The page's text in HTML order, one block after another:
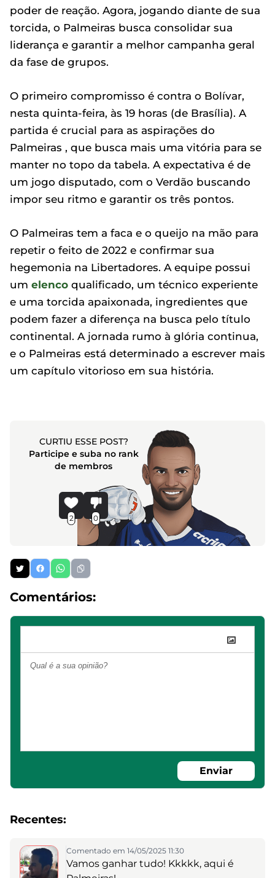
poder de reação. Agora, jogando diante de sua
torcida, o Palmeiras busca consolidar sua
liderança e garantir a melhor campanha geral
da fase de grupos.
O primeiro compromisso é contra o Bolívar,
nesta quinta-feira, às 19 horas (de Brasília). A
partida é crucial para as aspirações do
Palmeiras , que busca mais uma vitória para se
manter no topo da tabela. A expectativa é de
um jogo disputado, com o Verdão buscando
impor seu ritmo e garantir os três pontos.
O Palmeiras tem a faca e o queijo na mão para
repetir o feito de 2022 e confirmar sua
hegemonia na Libertadores. A equipe possui
um elenco qualificado, um técnico experiente
e uma torcida apaixonada, ingredientes que
podem fazer a diferença na busca pelo título
continental. A jornada rumo à glória continua,
e o Palmeiras está determinado a escrever mais
um capítulo vitorioso em sua história.
CURTIU ESSE POST?
Participe e suba no rank
de membros
2 0
Comentários:
Enviar
Recentes:
Comentado em 14/05/2025 11:30
Vamos ganhar tudo! Kkkkk, aqui é